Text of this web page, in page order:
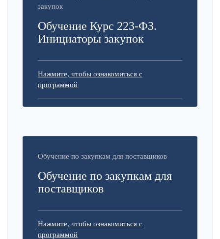
закупок
Обучение Курс 223-ФЗ.
Инициаторы закупок
Нажмите, чтобы ознакомиться с
программой
Обучение по закупкам для поставщиков
Обучение по закупкам для
поставщиков
Нажмите, чтобы ознакомиться с
программой